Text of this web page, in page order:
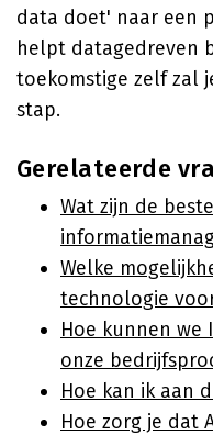
data doet' naar een
helpt datagedreven
toekomstige zelf zal
stap.
Gerelateerde
Wat zijn de
Welke
technologie
Hoe kunnen we
onze
Hoe kan ik aan
Hoe zorg je dat